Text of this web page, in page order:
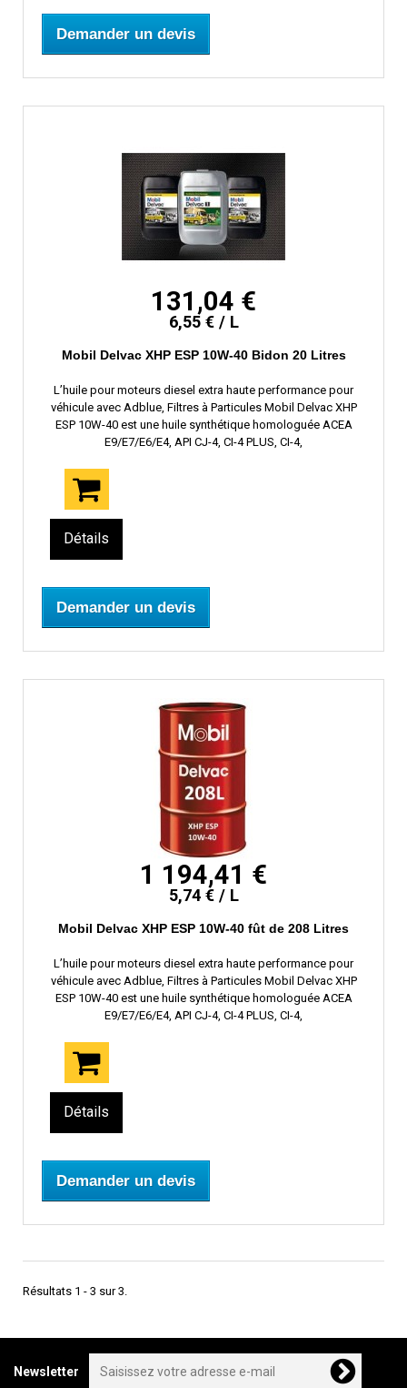
Demander un devis
131,04 €
6,55 € / L
Mobil Delvac XHP ESP 10W-40 Bidon 20 Litres
L’huile pour moteurs diesel extra haute performance pour
véhicule avec Adblue, Filtres à Particules Mobil Delvac XHP
ESP 10W-40 est une huile synthétique homologuée ACEA
E9/E7/E6/E4, API CJ-4, CI-4 PLUS, CI-4,
Détails
Demander un devis
1 194,41 €
5,74 € / L
Mobil Delvac XHP ESP 10W-40 fût de 208 Litres
L’huile pour moteurs diesel extra haute performance pour
véhicule avec Adblue, Filtres à Particules Mobil Delvac XHP
ESP 10W-40 est une huile synthétique homologuée ACEA
E9/E7/E6/E4, API CJ-4, CI-4 PLUS, CI-4,
Détails
Demander un devis
Résultats 1 - 3 sur 3.
Newsletter